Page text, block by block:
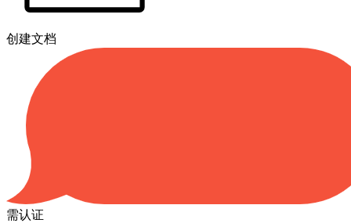
创建文档
需认证